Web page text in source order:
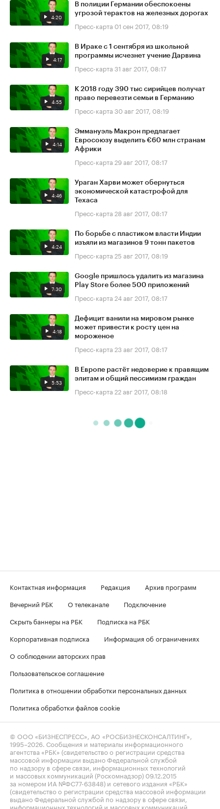
4:20
В полиции Германии обеспокоены
угрозой терактов на железных дорогах
Пресс-карта 01 сен 2017, 08:19
4:17
В Ираке с 1 сентября из школьной
программы исчезнет учение Дарвина
Пресс-карта 31 авг 2017, 08:17
4:55
К 2018 году 390 тыс сирийцев получат
право перевезти семьи в Германию
Пресс-карта 30 авг 2017, 08:19
4:14
Эммануэль Макрон предлагает
Евросоюзу выделить €60 млн странам
Африки
Пресс-карта 29 авг 2017, 08:17
4:46
Ураган Харви может обернуться
экономической катастрофой для
Техаса
Пресс-карта 28 авг 2017, 08:17
4:24
По борьбе с пластиком власти Индии
изъяли из магазинов 9 тонн пакетов
Пресс-карта 25 авг 2017, 08:19
7:30
Google пришлось удалить из магазина
Play Store более 500 приложений
Пресс-карта 24 авг 2017, 08:17
4:18
Дефицит ванили на мировом рынке
может привести к росту цен на
мороженое
Пресс-карта 23 авг 2017, 08:17
5:53
В Европе растёт недоверие к правящим
элитам и общий пессимизм граждан
Пресс-карта 22 авг 2017, 08:18
Контактная информация Редакция
Архив программ
Вечерний РБК
О телеканале
Подключение
Скрыть баннеры на РБК
Подписка на РБК
Корпоративная подписка
Информация об ограничениях
О соблюдении авторских прав
Пользовательское соглашение
Политика в отношении обработки персональных данных
Политика обработки файлов cookie
© ООО «БИЗНЕСПРЕСС», АО «РОСБИЗНЕСКОНСАЛТИНГ»,
1995–2026 . Сообщения и материалы информационного
агентства «РБК» (свидетельство о регистрации средства
массовой информации выдано Федеральной службой
по надзору в сфере связи, информационных технологий
и массовых коммуникаций (Роскомнадзор) 09.12.2015
за номером ИА №ФС77-63848) и сетевого издания «РБК»
(свидетельство о регистрации средства массовой информации
выдано Федеральной службой по надзору в сфере связи,
информационных технологий и массовых коммуникаций